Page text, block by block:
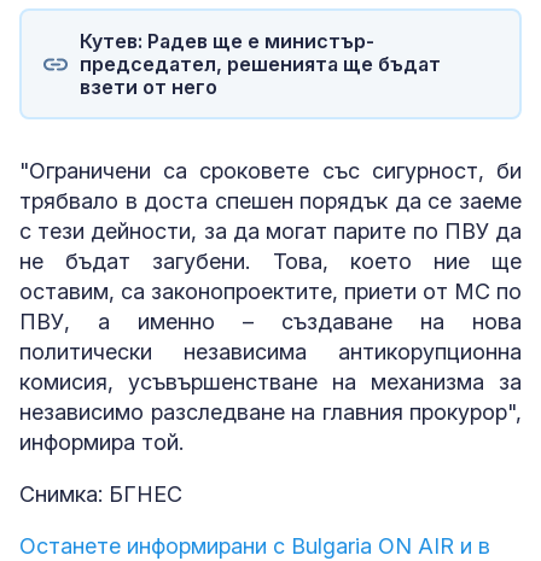
Кутев: Радев ще е министър-
председател, решенията ще бъдат
взети от него
"Ограничени са сроковете със сигурност, би
трябвало в доста спешен порядък да се заеме
с тези дейности, за да могат парите по ПВУ да
не бъдат загубени. Това, което ние ще
оставим, са законопроектите, приети от МС по
ПВУ, а именно – създаване на нова
политически независима антикорупционна
комисия, усъвършенстване на механизма за
независимо разследване на главния прокурор",
информира той.
Снимка: БГНЕС
Останете информирани с Bulgaria ON AIR и в